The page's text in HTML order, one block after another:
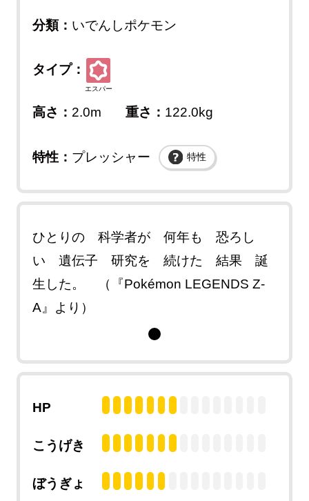
分類： いでんしポケモン
タイプ：
エスパー
高さ： 2.0m 重さ： 122.0kg
特性： プレッシャー 特性
ひとりの 科学者が 何年も 恐ろし
い 遺伝子 研究を 続けた 結果 誕
生した。 （『Pokémon LEGENDS Z-
A』より）
HP
こうげき
ぼうぎょ